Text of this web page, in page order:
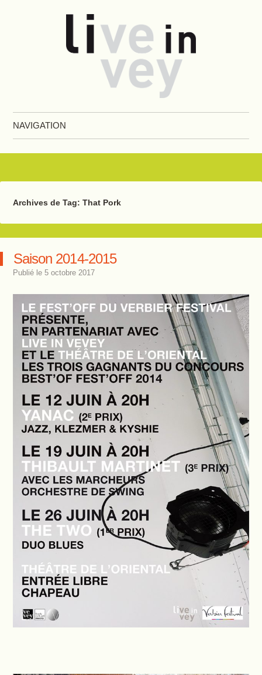
Live in Vevey
NAVIGATION
Archives de Tag: That Pork
Saison 2014-2015
Publié le 5 octobre 2017